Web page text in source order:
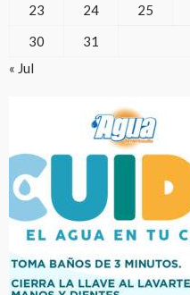
23
24 25
30
31
« Jul